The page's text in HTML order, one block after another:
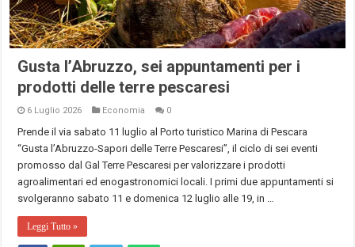
Gusta l’Abruzzo, sei appuntamenti per i
prodotti delle terre pescaresi
6 Luglio 2026 Economia 0
Prende il via sabato 11 luglio al Porto turistico Marina di Pescara
“Gusta l’Abruzzo-Sapori delle Terre Pescaresi”, il ciclo di sei eventi
promosso dal Gal Terre Pescaresi per valorizzare i prodotti
agroalimentari ed enogastronomici locali. I primi due appuntamenti si
svolgeranno sabato 11 e domenica 12 luglio alle 19, in …
Leggi Tutto »